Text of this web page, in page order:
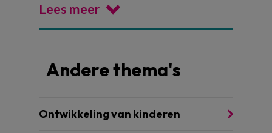
Lees meer
Andere thema's
Ontwikkeling van kinderen